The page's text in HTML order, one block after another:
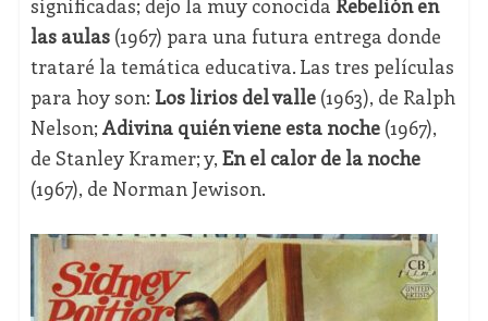
significadas; dejo la muy conocida Rebelión en
las aulas(1967) para una futura entrega donde
trataré la temática educativa. Las tres películas
para hoy son: Los lirios del valle(1963), de Ralph
Nelson; Adivina quién viene esta noche(1967),
de Stanley Kramer; y, En el calor de la noche
(1967), de Norman Jewison.